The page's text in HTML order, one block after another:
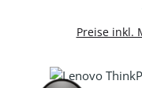
Preise inkl.